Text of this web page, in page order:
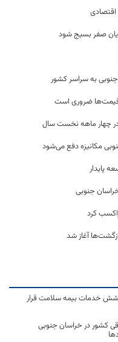
صفر بسیج شود
قیمت‌ها ضروری است
مکانیزه دفع می‌شود
پایدار
جنوبی
کرد
خدمات بیمه سلامت قرار
کشور در خراسان جنوبی